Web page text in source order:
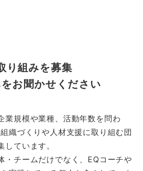
り組みを募集
お聞かせください
業規模や業種、活動年数を問わ
織づくりや人材支援に取り組む団
ています。
・チームだけでなく、EQコーチや